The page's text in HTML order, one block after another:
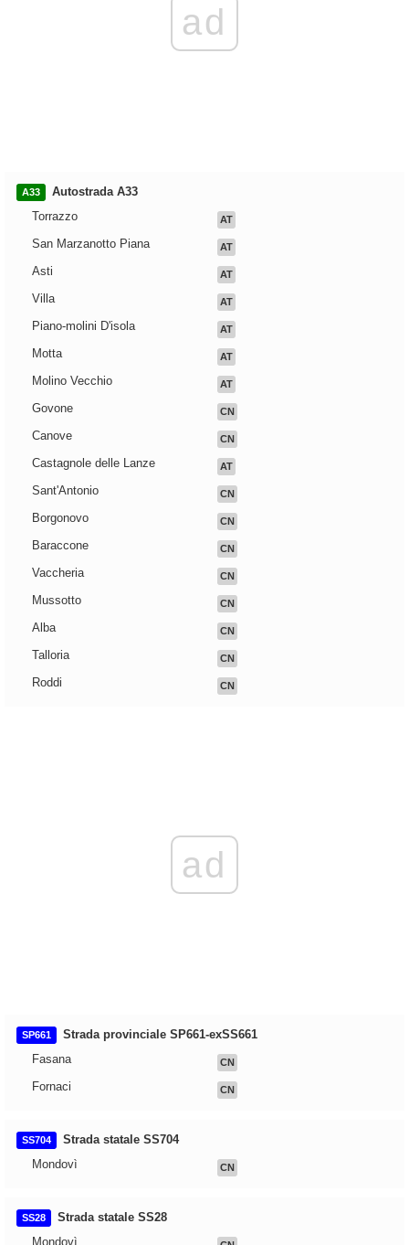
ad
A33
Autostrada A33
Torrazzo
AT
San Marzanotto Piana AT
Asti AT
Villa AT
Piano-molini D'isola AT
Motta AT
Molino Vecchio AT
Govone CN
Canove CN
Castagnole delle Lanze AT
Sant'Antonio CN
Borgonovo CN
Baraccone CN
Vaccheria CN
Mussotto CN
Alba CN
Talloria CN
Roddi CN
ad
SP661
Strada provinciale SP661-exSS661
Fasana
CN
Fornaci CN
SS704
Strada statale SS704
Mondovì
CN
SS28
Strada statale SS28
Mondovì